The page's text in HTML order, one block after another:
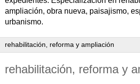
ampliación, obra nueva, paisajismo,
urbanismo.
rehabilitación, reforma y